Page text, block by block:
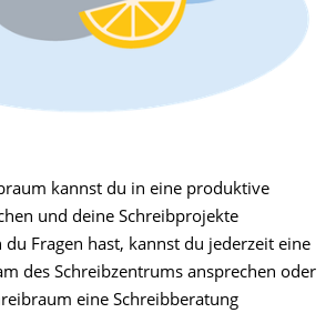
kannst du in eine produktive
und deine Schreibprojekte
Fragen hast, kannst du jederzeit eine
des Schreibzentrums ansprechen oder
eine Schreibberatung